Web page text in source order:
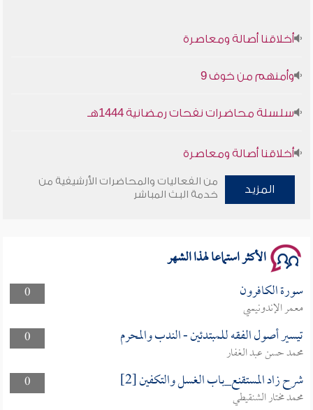
أخلاقنا أصالة ومعاصرة
وأمنهم من خوف 9
سلسلة محاضرات نفحات رمضانية 1444هـ
أخلاقنا أصالة ومعاصرة
وأمنهم من خوف 9
المزيد
من الفعاليات والمحاضرات الأرشيفية من
خدمة البث المباشر
الأكثر استماعا لهذا الشهر
0 سورة الكافرون
معمر الإندونيسي
0
تيسير أصول الفقه للمبتدئين - الندب والمحرم
محمد حسن عبد الغفار
0
شرح زاد المستقنع_باب الغسل والتكفين [2]
محمد مختار الشنقيطي